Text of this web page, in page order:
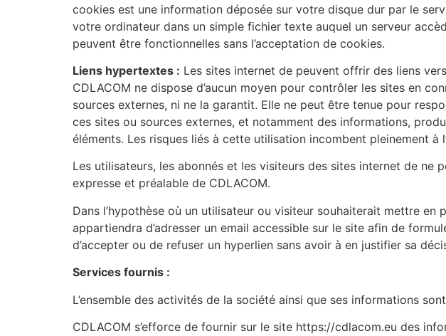
cookies est une information déposée sur votre disque dur par le
votre ordinateur dans un simple fichier texte auquel un serveur
peuvent être fonctionnelles sans l’acceptation de cookies.
Liens hypertextes : Les sites internet de peuvent offrir des liens
CDLACOM ne dispose d’aucun moyen pour contrôler les sites en
sources externes, ni ne la garantit. Elle ne peut être tenue pour
ces sites ou sources externes, et notamment des informations,
éléments. Les risques liés à cette utilisation incombent pleinement
Les utilisateurs, les abonnés et les visiteurs des sites internet de ne
expresse et préalable de CDLACOM.
Dans l’hypothèse où un utilisateur ou visiteur souhaiterait mettre en
appartiendra d’adresser un email accessible sur le site afin de
d’accepter ou de refuser un hyperlien sans avoir à en justifier sa
Services fournis :
L’ensemble des activités de la société ainsi que ses informations
CDLACOM s’efforce de fournir sur le site https://cdlacom.eu des